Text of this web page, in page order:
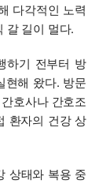
다각적인 노력
갈 길이 멀다.
하기 전부터 방
현해 왔다. 방문
호사나 간호조
환자의 건강 상
상태와 복용 중